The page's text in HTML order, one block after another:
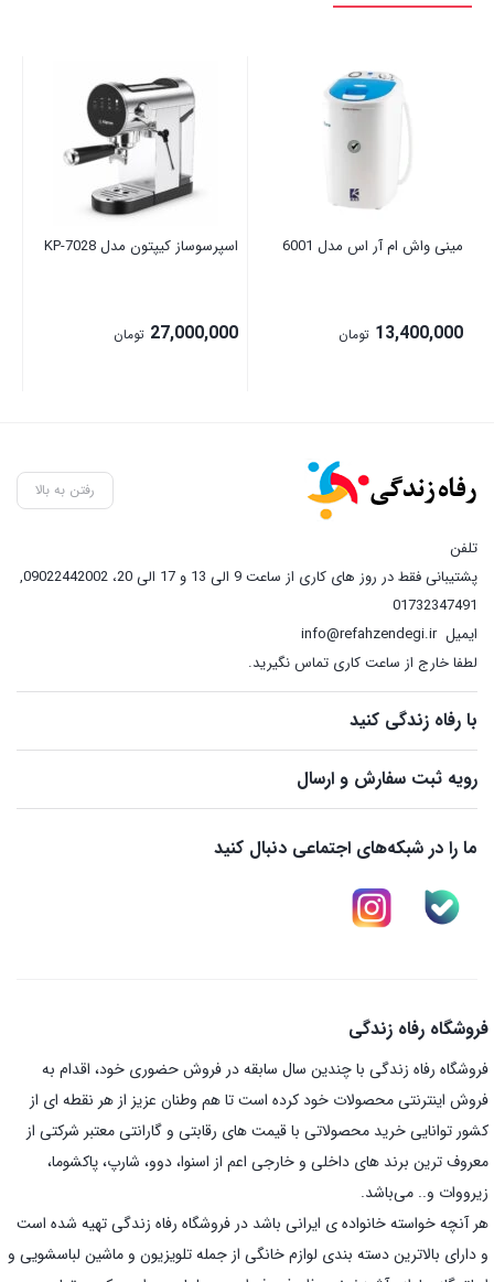
مینی واش ام آر اس مدل 6001
13,400,000 تومان
اسپرسوساز کیپتون مدل KP-7028
27,000,000 تومان
رفتن به بالا
تلفن
پشتیبانی فقط در روز های کاری از ساعت 9 الی 13 و 17 الی 20، 09022442002
,
01732347491
ایمیلinfo@refahzendegi.ir
لطفا خارج از ساعت کاری تماس نگیرید.
با رفاه زندگی کنید
رویه ثبت سفارش و ارسال
ما را در شبکه‌های اجتماعی دنبال کنید
فروشگاه رفاه زندگی
فروشگاه رفاه زندگی با چندین سال سابقه در فروش حضوری خود، اقدام به
فروش اینترنتی محصولات خود کرده است تا هم وطنان عزیز از هر نقطه ای از
کشور توانایی خرید محصولاتی با قیمت های رقابتی و گارانتی معتبر شرکتی از
معروف ترین برند های داخلی و خارجی اعم از اسنوا، دوو، شارپ، پاکشوما،
زیرووات و.. می‌باشد.
هر آنچه خواسته خانواده ی ایرانی باشد در فروشگاه رفاه زندگی تهیه شده است
و دارای بالاترین دسته بندی لوازم خانگی از جمله تلویزیون و ماشین لباسشویی و